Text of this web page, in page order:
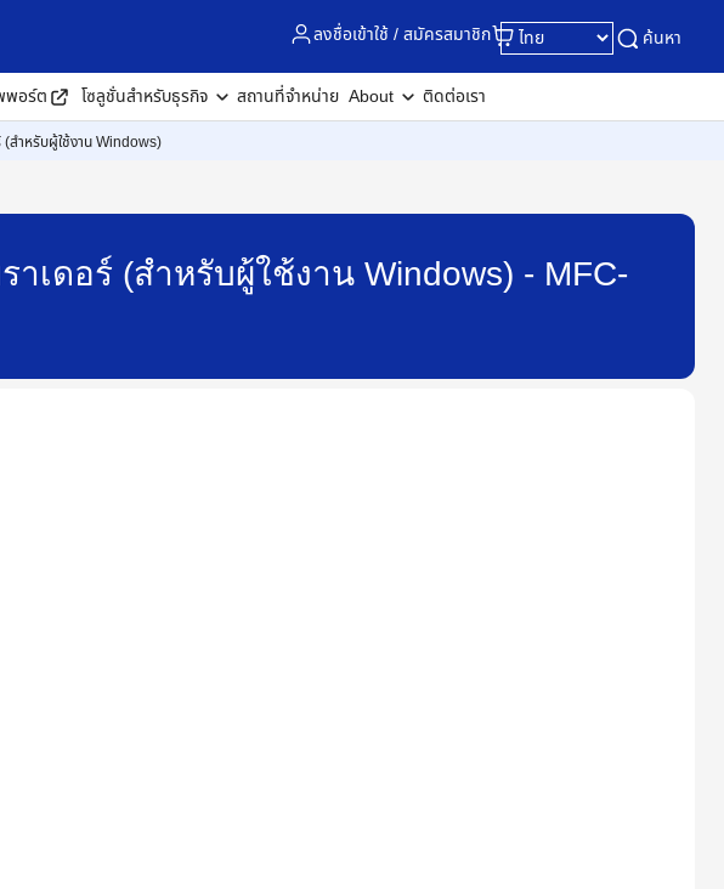
ลงชื่อเข้าใช้ / สมัครสมาชิก ค้นหา
พอร์ต โซลูชั่นสำหรับธุรกิจ สถานที่จำหน่าย About ติดต่อเรา
(สำหรับผู้ใช้งาน Windows)
เดอร์ (สำหรับผู้ใช้งาน Windows) - MFC-